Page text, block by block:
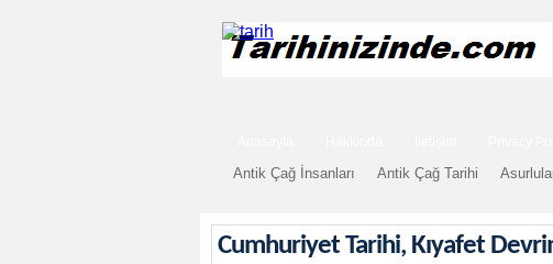
Antik Çağ İnsanları Antik Çağ Tarihi
Cumhuriyet Tarihi, Kıyafet